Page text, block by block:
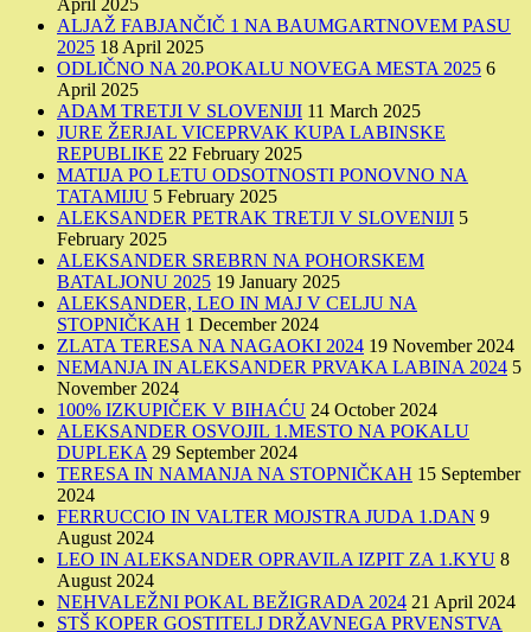
ALJAŽ FABJANČIČ 1 NA BAUMGARTNOVEM PASU
2025 18 April 2025
ODLIČNO NA 20.POKALU NOVEGA MESTA 2025 6
April 2025
ADAM TRETJI V SLOVENIJI 11 March 2025
JURE ŽERJAL VICEPRVAK KUPA LABINSKE
REPUBLIKE 22 February 2025
MATIJA PO LETU ODSOTNOSTI PONOVNO NA
TATAMIJU 5 February 2025
ALEKSANDER PETRAK TRETJI V SLOVENIJI 5
February 2025
ALEKSANDER SREBRN NA POHORSKEM
BATALJONU 2025 19 January 2025
ALEKSANDER, LEO IN MAJ V CELJU NA
STOPNIČKAH 1 December 2024
ZLATA TERESA NA NAGAOKI 2024 19 November 2024
NEMANJA IN ALEKSANDER PRVAKA LABINA 2024 5
November 2024
100% IZKUPIČEK V BIHAĆU 24 October 2024
ALEKSANDER OSVOJIL 1.MESTO NA POKALU
DUPLEKA 29 September 2024
TERESA IN NAMANJA NA STOPNIČKAH 15 September
2024
FERRUCCIO IN VALTER MOJSTRA JUDA 1.DAN 9
August 2024
LEO IN ALEKSANDER OPRAVILA IZPIT ZA 1.KYU 8
August 2024
NEHVALEŽNI POKAL BEŽIGRADA 2024 21 April 2024
STŠ KOPER GOSTITELJ DRŽAVNEGA PRVENSTVA